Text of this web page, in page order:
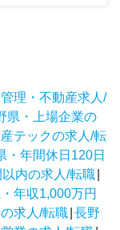
理・不動産求人/
県・上場企業の
テックの求人/転
・年間休日120日
内の求人/転職
年収1,000万円
求人/転職 長野